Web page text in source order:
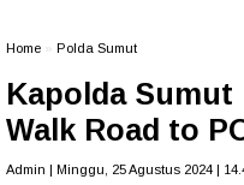
Home Polda Sumut
Kapolda Sumut
Walk Road to
Admin | Minggu, 25 Agustus 2024 |